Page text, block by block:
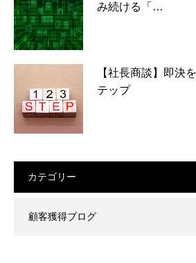
み続ける「…
【社長商談】即決
テップ
カテゴリー
顧客獲得ブログ